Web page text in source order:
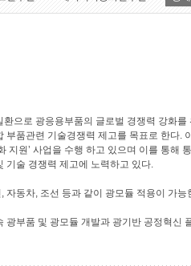
으로 광응용부품의 글로벌 경쟁력 강화
부품관련 기술경쟁력 제고를 목표로 한다.
지원’ 사업을 수행 하고 있으며 이를 통해
기술 경쟁력 제고에 노력하고 있다.
자동차, 조선 등과 같이 광모듈 적용이 가
광부품 및 광모듈 개발과 광기반 공정혁신